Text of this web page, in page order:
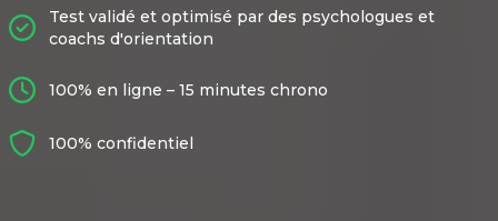
Test validé et optimisé par des psychologues et
coachs d'orientation
100% en ligne – 15 minutes chrono
100% confidentiel